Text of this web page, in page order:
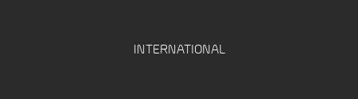
INTERNATIONAL